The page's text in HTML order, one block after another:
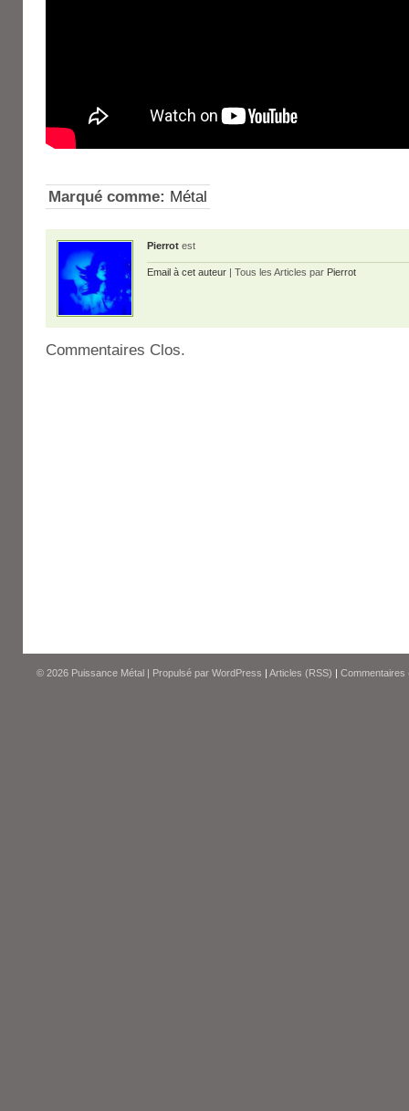
Marqué comme: Métal
Pierrot est
Email à cet auteur | Tous les Articles par Pierrot
Commentaires Clos.
© 2026 Puissance Métal | Propulsé par WordPress | Articles (RSS) | Commentaires